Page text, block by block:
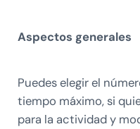
Aspectos generales
Puedes elegir el
tiempo máximo, si
para la actividad y